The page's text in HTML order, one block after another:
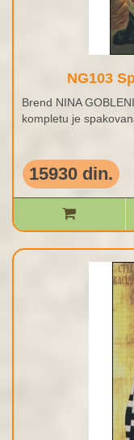
NG103
Brend NINA
kompletu je
15930 din.